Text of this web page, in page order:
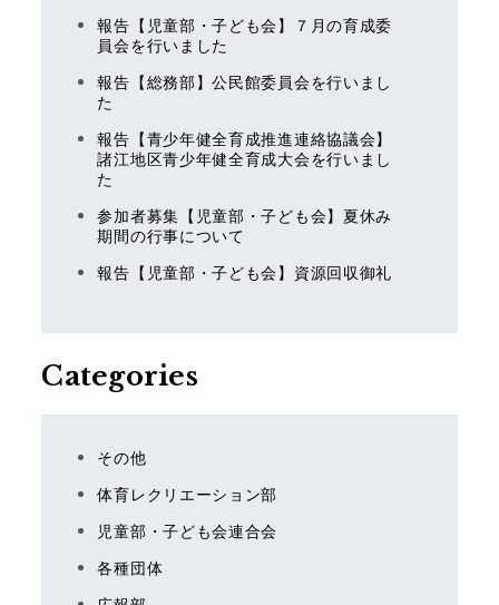
報告【児童部・子ども会】７月の育成委
員会を行いました
報告【総務部】公民館委員会を行いまし
た
報告【青少年健全育成推進連絡協議会】
諸江地区青少年健全育成大会を行いまし
た
参加者募集【児童部・子ども会】夏休み
期間の行事について
報告【児童部・子ども会】資源回収御礼
Categories
その他
体育レクリエーション部
児童部・子ども会連合会
各種団体